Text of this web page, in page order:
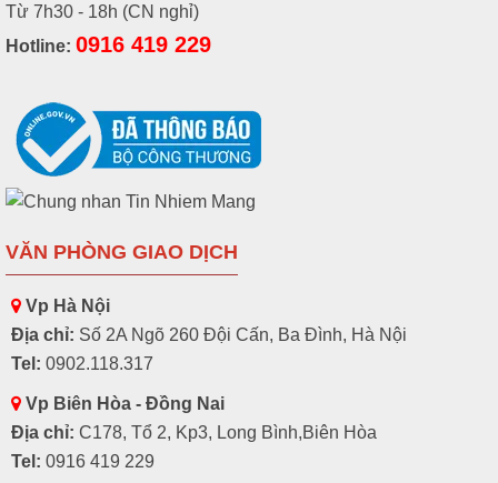
Từ 7h30 - 18h (CN nghỉ)
Hotline: 0916 419 229
VĂN PHÒNG GIAO DỊCH
Vp Hà Nội
Địa chỉ: Số 2A Ngõ 260 Đội Cấn, Ba Đình, Hà Nội
Tel: 0902.118.317
Vp Biên Hòa - Đồng Nai
Địa chỉ: C178, Tổ 2, Kp3, Long Bình,Biên Hòa
Tel: 0916 419 229